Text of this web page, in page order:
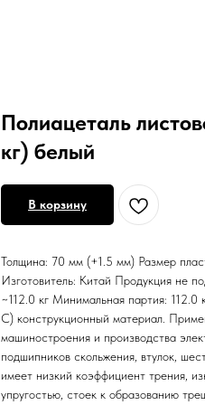
Полиацеталь
кг) белый
В корзину
Толщина: 70 мм (+1.5 мм) Размер
Изготовитель: Китай Продукция не
~112.0 кг Минимальная партия:
С) конструкционный материал.
машиностроения и производства
подшипников скольжения, втулок,
имеет низкий коэффициент трения,
упругостью, стоек к образованию